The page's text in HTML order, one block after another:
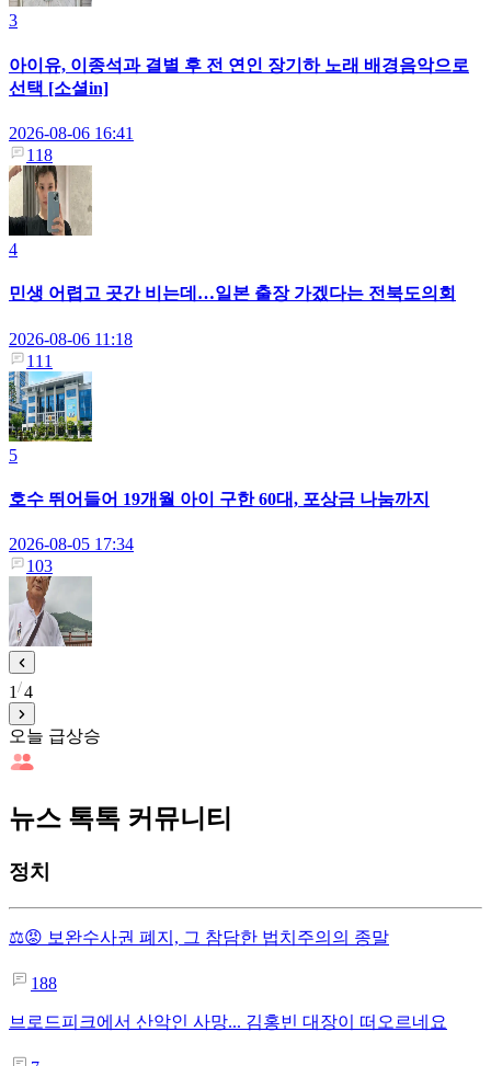
3
아이유, 이종석과 결별 후 전 연인 장기하 노래 배경음악으로
선택 [소셜in]
2026-08-06 16:41
118
4
민생 어렵고 곳간 비는데…일본 출장 가겠다는 전북도의회
2026-08-06 11:18
111
5
호수 뛰어들어 19개월 아이 구한 60대, 포상금 나눔까지
2026-08-05 17:34
103
1 4
오늘 급상승
뉴스 톡톡 커뮤니티
정치
⚖️😡 보완수사권 폐지, 그 참담한 법치주의의 종말
188
브로드피크에서 산악인 사망... 김홍빈 대장이 떠오르네요